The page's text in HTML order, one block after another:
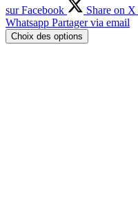
sur Facebook
Share on X
Whatsapp Partager via email
Choix des options